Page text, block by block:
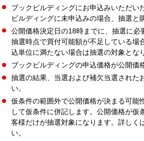
ブックビルディングにお申込みいただ
ビルディングに未申込みの場合、抽選と
公開価格決定日の18時までに、抽選に
抽選時点で買付可能額が不足している場
込単位に満たない場合は抽選の対象とな
ブックビルディングの申込価格が公開
抽選の結果、当選および補欠当選された
い。
仮条件の範囲外で公開価格が決まる可能
して仮条件に併記します。公開価格が
客様だけが抽選対象になります。詳しく
い。